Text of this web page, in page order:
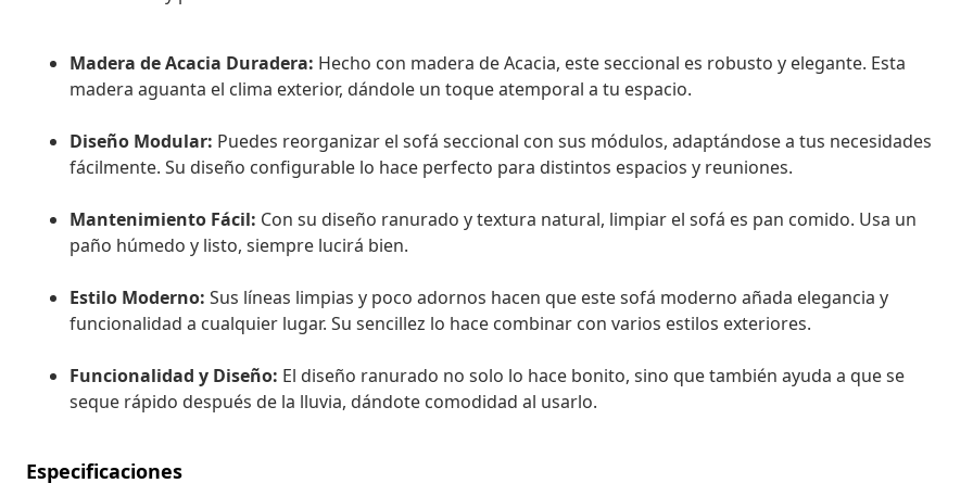
Madera de Acacia Duradera: Hecho con madera de Acacia, este seccional es robusto y elegante. Esta
madera aguanta el clima exterior, dándole un toque atemporal a tu espacio.
Diseño Modular: Puedes reorganizar el sofá seccional con sus módulos, adaptándose a tus necesidades
fácilmente. Su diseño configurable lo hace perfecto para distintos espacios y reuniones.
Mantenimiento Fácil: Con su diseño ranurado y textura natural, limpiar el sofá es pan comido. Usa un
paño húmedo y listo, siempre lucirá bien.
Estilo Moderno: Sus líneas limpias y poco adornos hacen que este sofá moderno añada elegancia y
funcionalidad a cualquier lugar. Su sencillez lo hace combinar con varios estilos exteriores.
Funcionalidad y Diseño: El diseño ranurado no solo lo hace bonito, sino que también ayuda a que se
seque rápido después de la lluvia, dándote comodidad al usarlo.
Especificaciones